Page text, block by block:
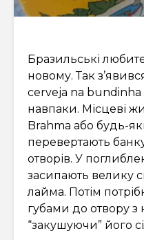
Бразильські
новому. Так
cerveja na bundinha
навпаки. Місцеві
Brahma або будь-
перевертають
отворів. У
засипають велику
лайма. Потім
губами до отвору
“закушуючи” його